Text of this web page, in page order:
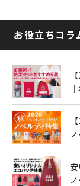
お役立ちコラ